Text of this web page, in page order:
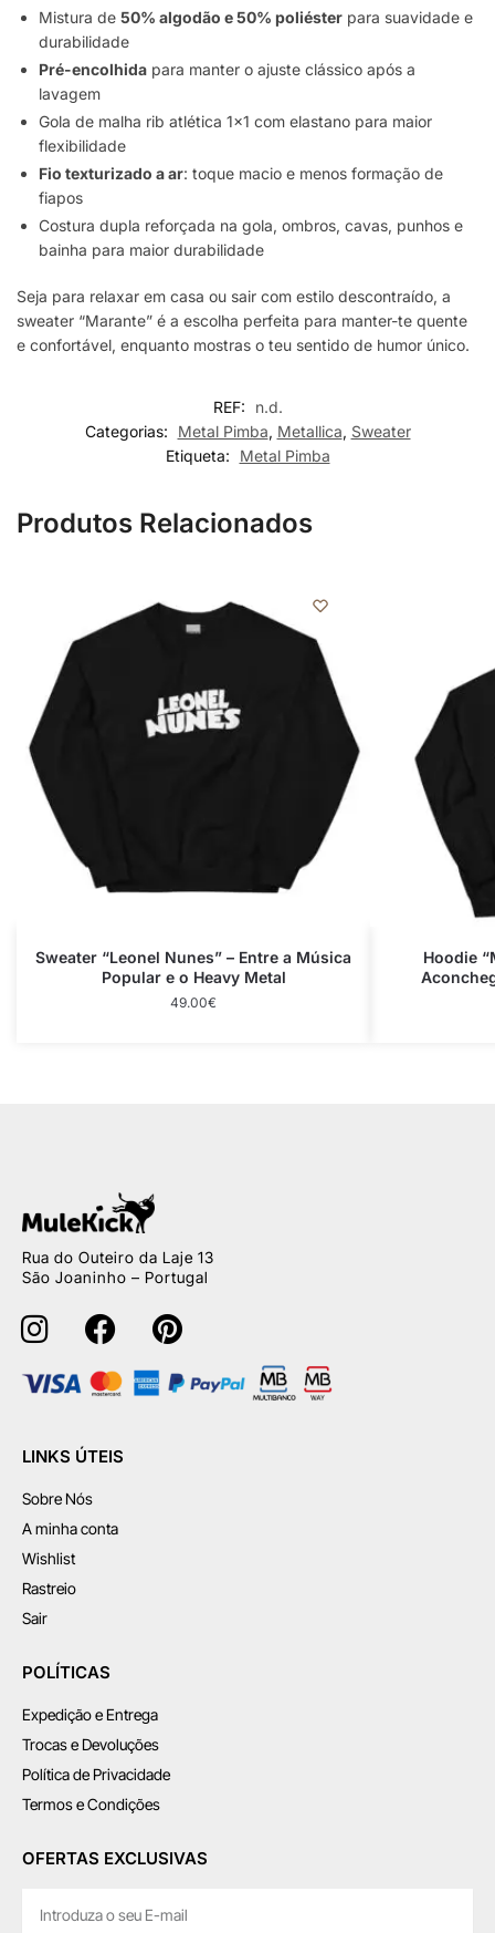
Mistura de 50% algodão e 50% poliéster para suavidade e
durabilidade
Pré-encolhida para manter o ajuste clássico após a
lavagem
Gola de malha rib atlética 1×1 com elastano para maior
flexibilidade
Fio texturizado a ar: toque macio e menos formação de
fiapos
Costura dupla reforçada na gola, ombros, cavas, punhos e
bainha para maior durabilidade
Seja para relaxar em casa ou sair com estilo descontraído, a
sweater “Marante” é a escolha perfeita para manter-te quente
e confortável, enquanto mostras o teu sentido de humor único.
REF:
n.d.
Categorias:
Metal Pimba, Metallica, Sweater
Etiqueta:
Metal Pimba
Produtos Relacionados
Sweater “Leonel Nunes” – Entre a Música
Popular e o Heavy Metal
49.00€
Hoodie
Rua do Outeiro da Laje 13
São Joaninho – Portugal
LINKS ÚTEIS
Sobre Nós
A minha conta
Wishlist
Rastreio
Sair
POLÍTICAS
Expedição e Entrega
Trocas e Devoluções
Política de Privacidade
Termos e Condições
OFERTAS EXCLUSIVAS